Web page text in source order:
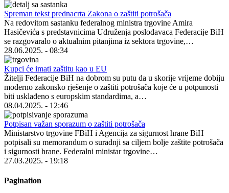
Spreman tekst prednacrta Zakona o zaštiti potrošača
Na redovitom sastanku federalnog ministra trgovine Amira
Hasičevića s predstavnicima Udruženja poslodavaca Federacije BiH
se razgovaralo o aktualnim pitanjima iz sektora trgovine,…
28.06.2025. - 08:34
Kupci će imati zaštitu kao u EU
Žitelji Federacije BiH na dobrom su putu da u skorije vrijeme dobiju
moderno zakonsko rješenje o zaštiti potrošača koje će u potpunosti
biti usklađeno s europskim standardima, a…
08.04.2025. - 12:46
Potpisan važan sporazum o zaštiti potrošača
Ministarstvo trgovine FBiH i Agencija za sigurnost hrane BiH
potpisali su memorandum o suradnji sa ciljem bolje zaštite potrošača
i sigurnosti hrane. Federalni ministar trgovine…
27.03.2025. - 19:18
Pagination